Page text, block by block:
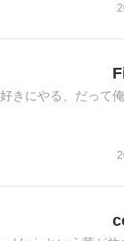
好きにやる、だって